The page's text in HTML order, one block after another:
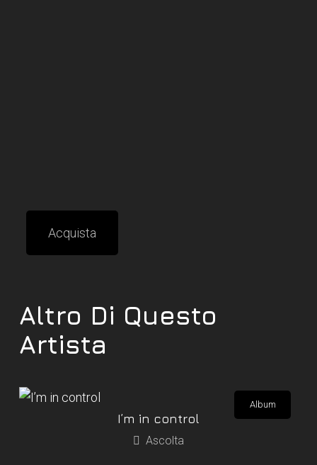
Acquista
Altro Di Questo
Artista
Album
I’m in control
Ascolta